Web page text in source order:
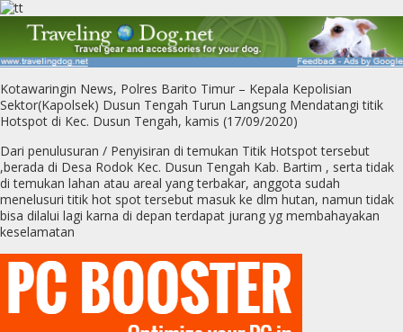
Kotawaringin News, Polres Barito Timur – Kepala Kepolisian
Sektor(Kapolsek) Dusun Tengah Turun Langsung Mendatangi titik
Hotspot di Kec. Dusun Tengah, kamis (17/09/2020)
Dari penulusuran / Penyisiran di temukan Titik Hotspot tersebut
,berada di Desa Rodok Kec. Dusun Tengah Kab. Bartim , serta tidak
di temukan lahan atau areal yang terbakar, anggota sudah
menelusuri titik hot spot tersebut masuk ke dlm hutan, namun tidak
bisa dilalui lagi karna di depan terdapat jurang yg membahayakan
keselamatan